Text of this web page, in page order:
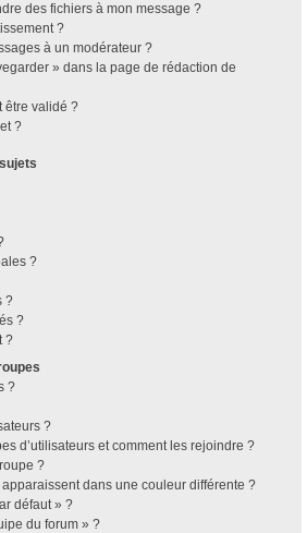
des fichiers à mon message ?
?
à un modérateur ?
» dans la page de rédaction de
être validé ?
?
?
?
?
?
?
?
d’utilisateurs et comment les rejoindre ?
?
dans une couleur différente ?
défaut » ?
du forum » ?